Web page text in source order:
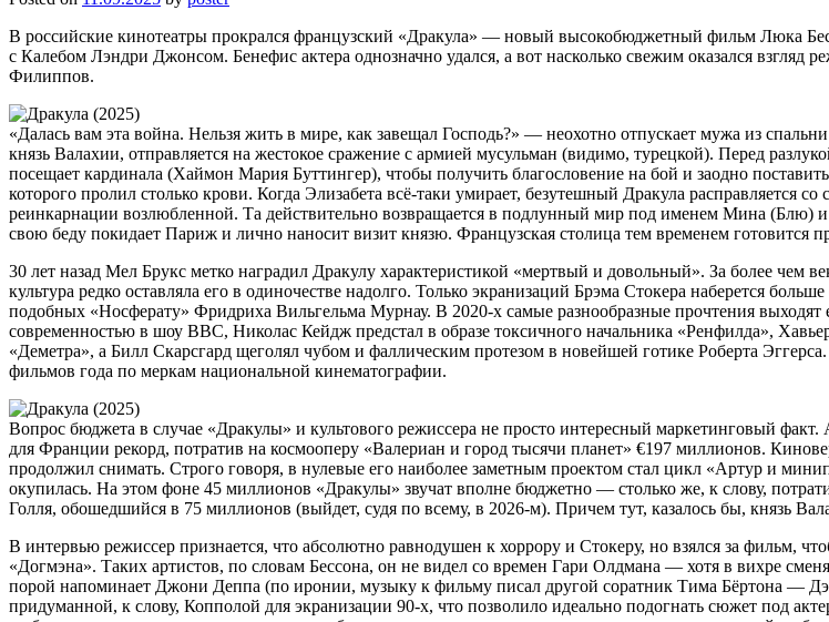
В российские кинотеатры прокрался французский «Дракула» — новый высокобюджетный фильм Люка
с Калебом Лэндри Джонсом. Бенефис актера однозначно удался, а вот насколько свежим оказался
Филиппов.
«Далась вам эта война. Нельзя жить в мире, как завещал Господь?» — неохотно отпускает мужа из
князь Валахии, отправляется на жестокое сражение с армией мусульман (видимо, турецкой). Перед
посещает кардинала (Хаймон Мария Буттингер), чтобы получить благословение на бой и заодно
которого пролил столько крови. Когда Элизабета всё-таки умирает, безутешный Дракула расправляется
реинкарнации возлюбленной. Та действительно возвращается в подлунный мир под именем Мина (Блю)
свою беду покидает Париж и лично наносит визит князю. Французская столица тем временем готовится
30 лет назад Мел Брукс метко наградил Дракулу характеристикой «мертвый и довольный». За более чем
культура редко оставляла его в одиночестве надолго. Только экранизаций Брэма Стокера наберется
подобных «Носферату» Фридриха Вильгельма Мурнау. В 2020-х самые разнообразные прочтения
современностью в шоу BBC, Николас Кейдж предстал в образе токсичного начальника «Ренфилда»,
«Деметра», а Билл Скарсгард щеголял чубом и фаллическим протезом в новейшей готике Роберта
фильмов года по меркам национальной кинематографии.
Вопрос бюджета в случае «Дракулы» и культового режиссера не просто интересный маркетинговый
для Франции рекорд, потратив на космооперу «Валериан и город тысячи планет» €197 миллионов.
продолжил снимать. Строго говоря, в нулевые его наиболее заметным проектом стал цикл «Артур и
окупилась. На этом фоне 45 миллионов «Дракулы» звучат вполне бюджетно — столько же, к слову,
Голля, обошедшийся в 75 миллионов (выйдет, судя по всему, в 2026-м). Причем тут, казалось бы, князь
В интервью режиссер признается, что абсолютно равнодушен к хоррору и Стокеру, но взялся за фильм,
«Догмэна». Таких артистов, по словам Бессона, он не видел со времен Гари Олдмана — хотя в вихре
порой напоминает Джони Деппа (по иронии, музыку к фильму писал другой соратник Тима Бёртона —
придуманной, к слову, Копполой для экранизации 90-х, что позволило идеально подогнать сюжет под